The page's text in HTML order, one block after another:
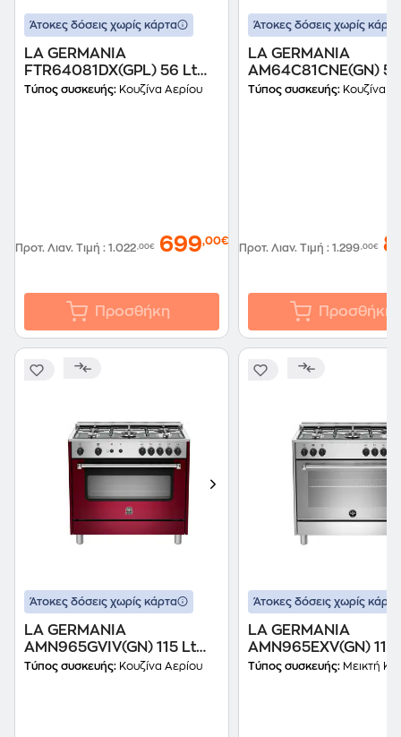
Άτοκες δόσεις χωρίς κάρτα
LA GERMANIA
FTR64081DX(GPL) 56 Lt
Inox Κουζίνα Υγραερίου
Τύπος συσκευής: Κουζίνα Αερίου
Προτ. Λιαν. Τιμή : 1.022,00€ 699,00€
Προσθήκη
Άτοκες δόσεις χωρίς κάρτα
LA GERMANIA
AM64C81CNE(GN)
Μαύρο Κουζίνα
Τύπος συσκευής: Κουζίνα
Προτ. Λιαν. Τιμή : 1.299,00€
Προσθήκη
Άτοκες δόσεις χωρίς κάρτα
LA GERMANIA
AMN965GVIV(GN) 115 Lt
Κόκκινο Κουζίνα Φυσικού
Τύπος συσκευής: Κουζίνα Αερίου
Άτοκες δόσεις χωρίς κάρτα
LA GERMANIA
AMN965EXV(GN) 117
Inox Κουζίνα Μεικτή
Τύπος συσκευής: Μεικτή